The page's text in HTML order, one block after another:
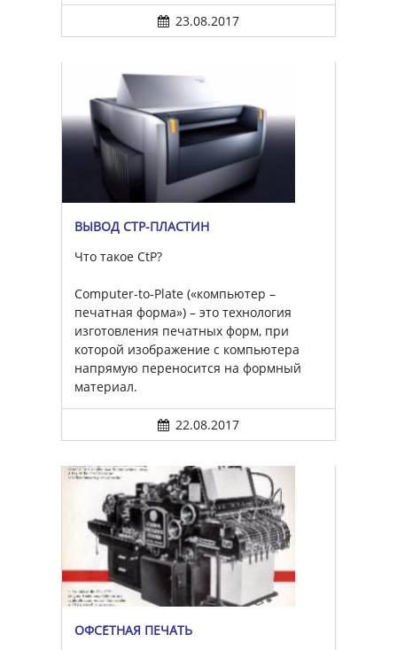
23.08.2017
ВЫВОД CTP-ПЛАСТИН
Что такое CtP?
Computer-to-Plate («компьютер –
печатная форма») – это технология
изготовления печатных форм, при
которой изображение с компьютера
напрямую переносится на формный
материал.
22.08.2017
ОФСЕ́ТНАЯ ПЕЧА́ТЬ